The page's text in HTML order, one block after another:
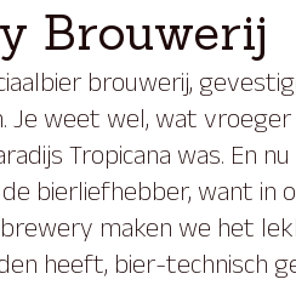
Brouwerij
brouwerij,
Je weet wel, wat
Tropicana was. En
bierliefhebber, want in
maken we het
heeft, bier-technisch